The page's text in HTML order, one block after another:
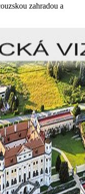
zahradou a